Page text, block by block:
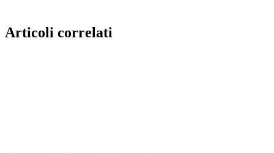
Articoli correlati